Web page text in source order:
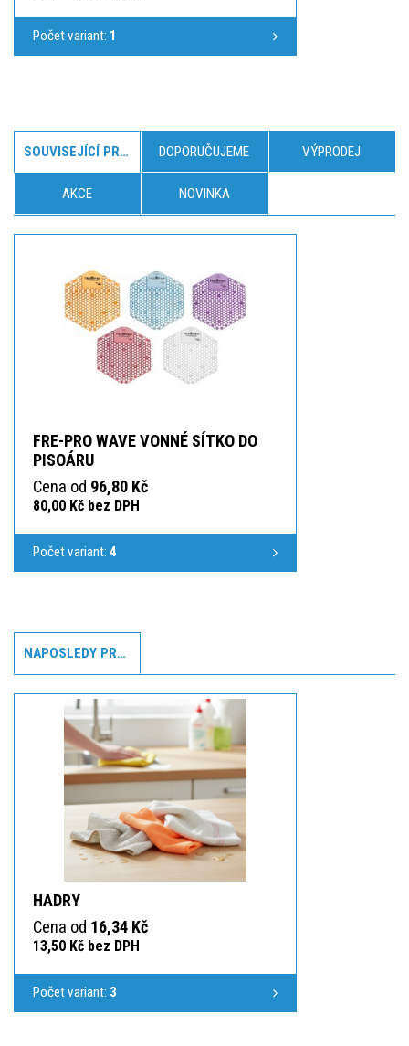
Počet variant: 1
SOUVISEJÍCÍ PRODUKTY DOPORUČUJEME VÝPRODEJ
AKCE NOVINKA
FRE-PRO WAVE VONNÉ SÍTKO DO
PISOÁRU
Cena od 96,80 Kč
80,00 Kč bez DPH
Počet variant: 4
NAPOSLEDY PROHLÍŽENÉ
HADRY
Cena od 16,34 Kč
13,50 Kč bez DPH
Počet variant: 3